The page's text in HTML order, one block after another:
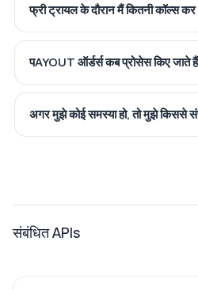
फ्री ट्रायल के दौरान मैं कितनी कॉल्स
पAYOUT ऑर्डर्स कब प्रोसेस किए जाते
अगर मुझे कोई समस्या हो, तो मुझे किससे
संबंधित APIs